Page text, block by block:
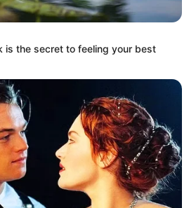
espírito de renovação do
esse artigo com
que você possa fazer
Natal para mesa fáceis de
ideias!
is the secret to feeling your best